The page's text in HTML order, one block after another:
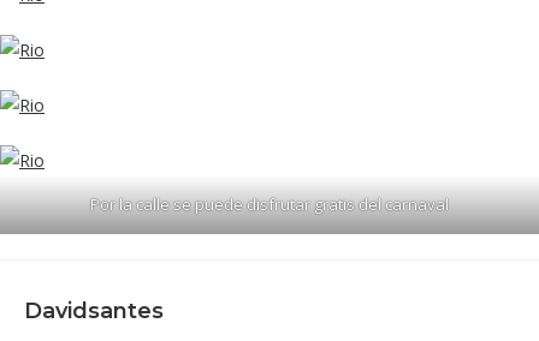
Por la calle se puede disfrutar gratis del carnaval
Davidsantes